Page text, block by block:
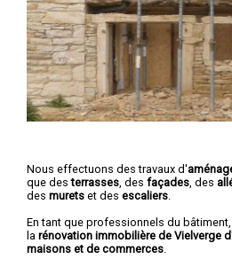
Nous effectuons des travaux d'
que desterrasses , des façades , des
des murets et des escaliers
En tant que professionnels du
la rénovation immobilière de Vielverge
maisons et de commerces